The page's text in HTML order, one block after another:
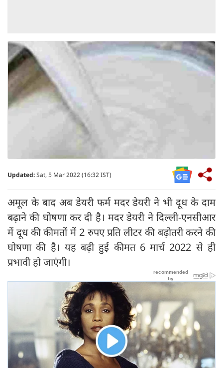
Updated:Sat, 5 Mar 2022 (16:32 IST)
अमूल के बाद अब डेयरी फर्म मदर डेयरी ने भी दूध के दाम
बढ़ाने की घोषणा कर दी है। मदर डेयरी ने दिल्ली-एनसीआर
में दूध की कीमतों में 2 रुपए प्रति लीटर की बढ़ोतरी करने की
घोषणा की है। यह बढ़ी हुई कीमत 6 मार्च 2022 से ही
प्रभावी हो जाएंगी।